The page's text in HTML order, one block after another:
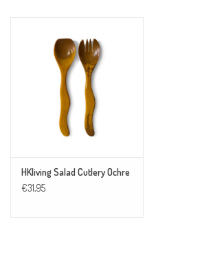
HKliving Salad Cutlery Ochre
€31,95